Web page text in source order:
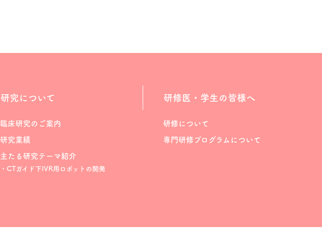
研究について
臨床研究のご案内
研究業績
主たる研究テーマ紹介
・CTガイド下IVR用ロボットの開発
研修医・学生の皆様へ
研修について
専門研修プログラムについて